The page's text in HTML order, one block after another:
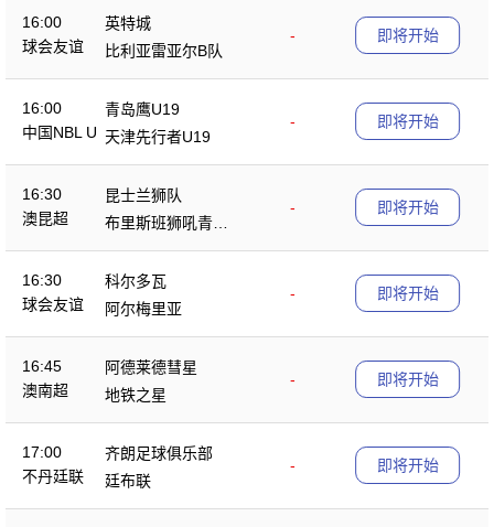
16:00
球会友谊
英特城
-
比利亚雷亚尔B队
即将开始
16:00
中国NBL U
青岛鹰U19
-
天津先行者U19
即将开始
16:30
澳昆超
昆士兰狮队
-
布里斯班狮吼青年
队
即将开始
16:30
球会友谊
科尔多瓦
-
阿尔梅里亚
即将开始
16:45
澳南超
阿德莱德彗星
-
地铁之星
即将开始
17:00
不丹廷联
齐朗足球俱乐部
-
廷布联
即将开始